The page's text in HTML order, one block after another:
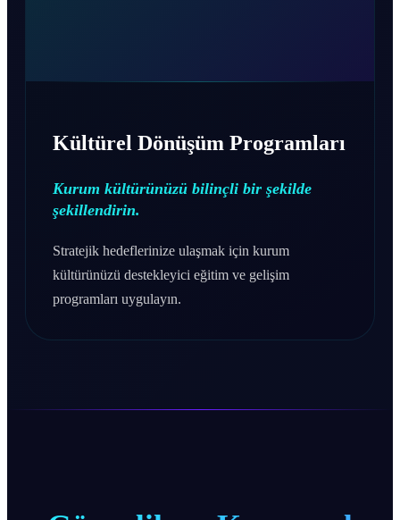
Kültürel Dönüşüm Programları
Kurum kültürünüzü bilinçli bir şekilde
şekillendirin.
Stratejik hedeflerinize ulaşmak için kurum
kültürünüzü destekleyici eğitim ve gelişim
programları uygulayın.